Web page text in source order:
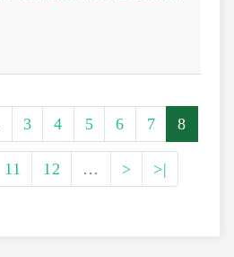
3 4 5 6 7 8
11 12 … > >|